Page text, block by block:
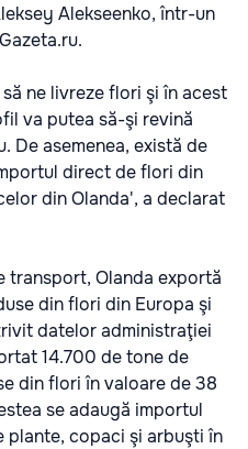
Alekseenko, într-un
ne livreze flori şi în acest
va putea să-şi revină
De asemenea, există de
direct de flori din
din Olanda', a declarat
transport, Olanda exportă
din flori din Europa şi
datelor administraţiei
14.700 de tone de
din flori în valoare de 38
se adaugă importul
copaci şi arbuşti în